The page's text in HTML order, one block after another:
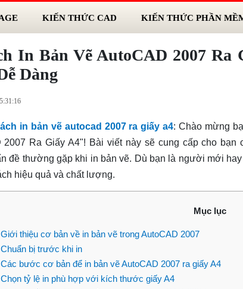
KIẾN THỨC CAD KIẾN THỨC PHẦN
In Bản Vẽ AutoCAD 2007
Dàng
in bản vẽ autocad 2007 ra giấy a4: Chào mừng
2007 Ra Giấy A4"! Bài viết này sẽ cung cấp cho
đề thường gặp khi in bản vẽ. Dù bạn là người mới
hiệu quả và chất lượng.
Mục lục
thiệu cơ bản về in bản vẽ trong AutoCAD 2007
bị trước khi in
bước cơ bản để in bản vẽ AutoCAD 2007 ra giấy A4
tỷ lệ in phù hợp với kích thước giấy A4